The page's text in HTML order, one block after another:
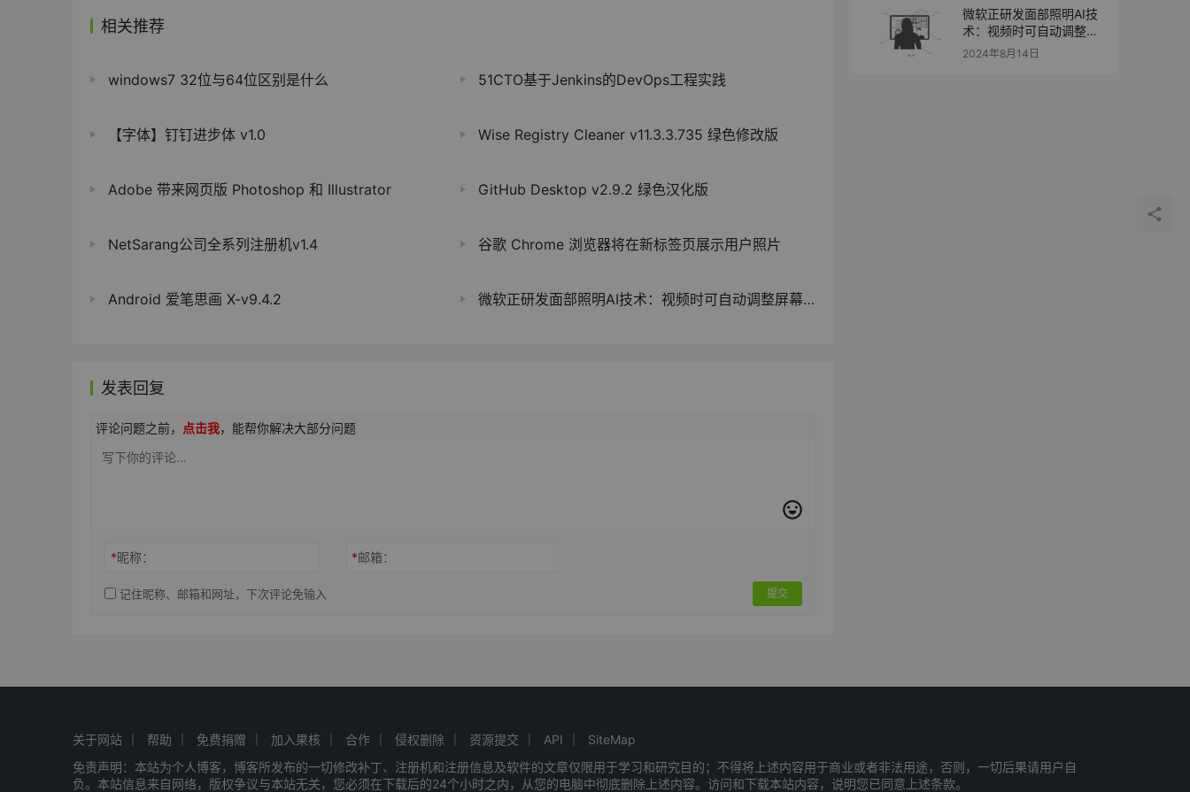
相关推荐
windows7 32位与64位区别是什么 51CTO基于Jenkins的DevOps工程实践
【字体】钉钉进步体 v1.0 Wise Registry Cleaner v11.3.3.735 绿色修改版
Adobe 带来网页版 Photoshop 和 Illustrator GitHub Desktop v2.9.2 绿色汉化版
NetSarang公司全系列注册机v1.4 谷歌 Chrome 浏览器将在新标签页展示用户照片
Android 爱笔思画 X-v9.4.2 微软正研发面部照明AI技术：视频时可自动调整屏幕亮度
发表回复
评论问题之前， 点击我，能帮你解决大部分问题
*昵称： *邮箱：
记住昵称、邮箱和网址，下次评论免输入 提交
微软正研发面部照明AI技
术：视频时可自动调整屏
幕亮度
2024年8月14日
关于网站 帮助 免费捐赠 加入果核 合作 侵权删除 资源提交 API
SiteMap
免责声明：本站为个人博客，博客所发布的一切修改补丁、注册机和注册信息及软件的文章仅限用于学习和研究目的；不得将上述内容用于商业或者非法用途，否则，一切后果请用户自
负。本站信息来自网络，版权争议与本站无关，您必须在下载后的24个小时之内，从您的电脑中彻底删除上述内容。访问和下载本站内容，说明您已同意上述条款。